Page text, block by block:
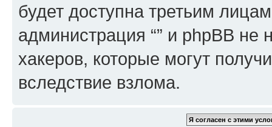
будет доступна третьим
администрация “” и phpBB не
хакеров, которые могут
вследствие взлома.